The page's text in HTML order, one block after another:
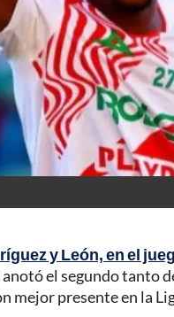
y León, en el
el segundo tanto
mejor presente en la